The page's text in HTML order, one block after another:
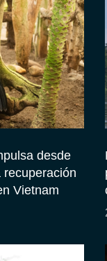
desde
recuperación
Vietnam